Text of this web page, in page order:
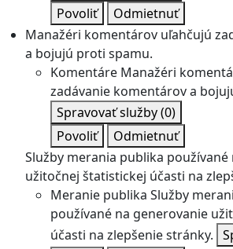
Povoliť
Odmietnuť
Manažéri komentárov uľahčujú
a bojujú proti spamu.
Komentáre Manažéri
zadávanie komentárov a
Spravovať služby(0)
Povoliť
Odmietnuť
Služby merania publika
užitočnej štatistickej účasti na
Meranie publika Služby
používané na generovanie
účasti na zlepšenie stránky.